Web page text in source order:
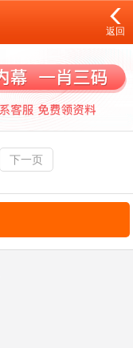
返回
下一页